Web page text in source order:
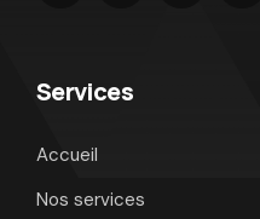
Services
Accueil
Nos services